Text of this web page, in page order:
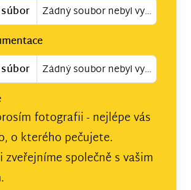
Žádný soubor nebyl vybrán
Žádný soubor nebyl vybrán
fotografii - nejlépe vás
o kterého pečujete.
společně s vašim